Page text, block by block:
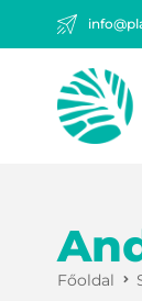
Főoldal